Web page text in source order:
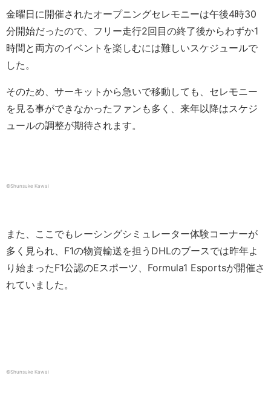
金曜日に開催されたオープニングセレモニーは午後4時30
分開始だったので、フリー走行2回目の終了後からわずか1
時間と両方のイベントを楽しむには難しいスケジュールで
した。
そのため、サーキットから急いで移動しても、セレモニー
を見る事ができなかったファンも多く、来年以降はスケジ
ュールの調整が期待されます。
©Shunsuke Kawai
また、ここでもレーシングシミュレーター体験コーナーが
多く見られ、F1の物資輸送を担うDHLのブースでは昨年よ
り始まったF1公認のEスポーツ、Formula1 Esportsが開催さ
れていました。
©Shunsuke Kawai